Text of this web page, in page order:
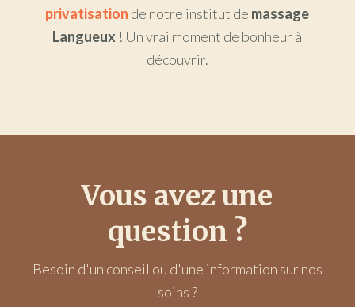
privatisation de notre institut de massage
Langueux ! Un vrai moment de bonheur à
découvrir.
Vous avez une
question ?
Besoin d'un conseil ou d'une information sur nos
soins ?